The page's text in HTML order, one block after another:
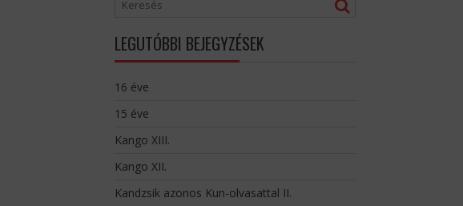
LEGUTÓBBI BEJEGYZÉSEK
16 éve
15 éve
Kango XIII.
Kango XII.
Kandzsik azonos Kun-olvasattal II.